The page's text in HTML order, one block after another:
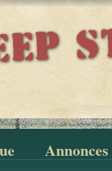
Annonces